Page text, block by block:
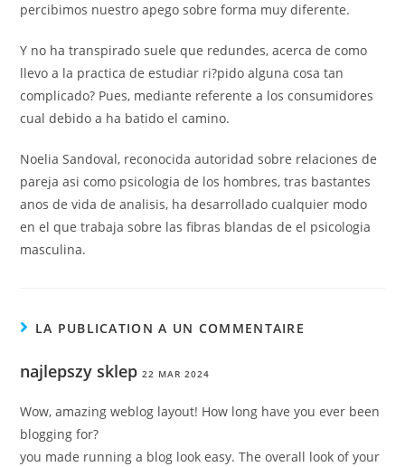
percibimos nuestro apego sobre forma muy diferente.
Y no ha transpirado suele que redundes, acerca de como
llevo a la practica de estudiar ri?pido alguna cosa tan
complicado? Pues, mediante referente a los consumidores
cual debido a ha batido el camino.
Noelia Sandoval, reconocida autoridad sobre relaciones de
pareja asi­ como psicologia de los hombres, tras bastantes
anos de vida de analisis, ha desarrollado cualquier modo
en el que trabaja sobre las fibras blandas de el psicologia
masculina.
LA PUBLICATION A UN COMMENTAIRE
najlepszy sklep 22 MAR 2024
Wow, amazing weblog layout! How long have you ever been
blogging for?
you made running a blog look easy. The overall look of your